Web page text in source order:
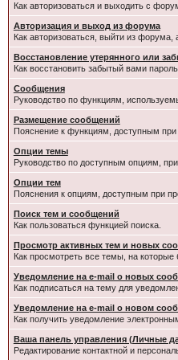
Как авторизоваться и выходить с
Авторизация и выход из форума
Как авторизоваться, выйти из
Восстановление утерянного или
Как восстановить забытый вами пароль.
Сообщения
Руководство по функциям,
Размещение сообщений
Пояснение к функциям, доступным
Опции темы
Руководство по доступным опциям,
Опции тем
Пояснения к опциям, доступным при
Поиск тем и сообщений
Как пользоваться функцией поиска.
Просмотр активных тем и новых
Как просмотреть все темы, на
Уведомление на e-mail о новых
Как подписаться на тему для
Уведомление на е-mail о новом
Как получить уведомление
Ваша панель управления (Личные
Редактирование контактной и